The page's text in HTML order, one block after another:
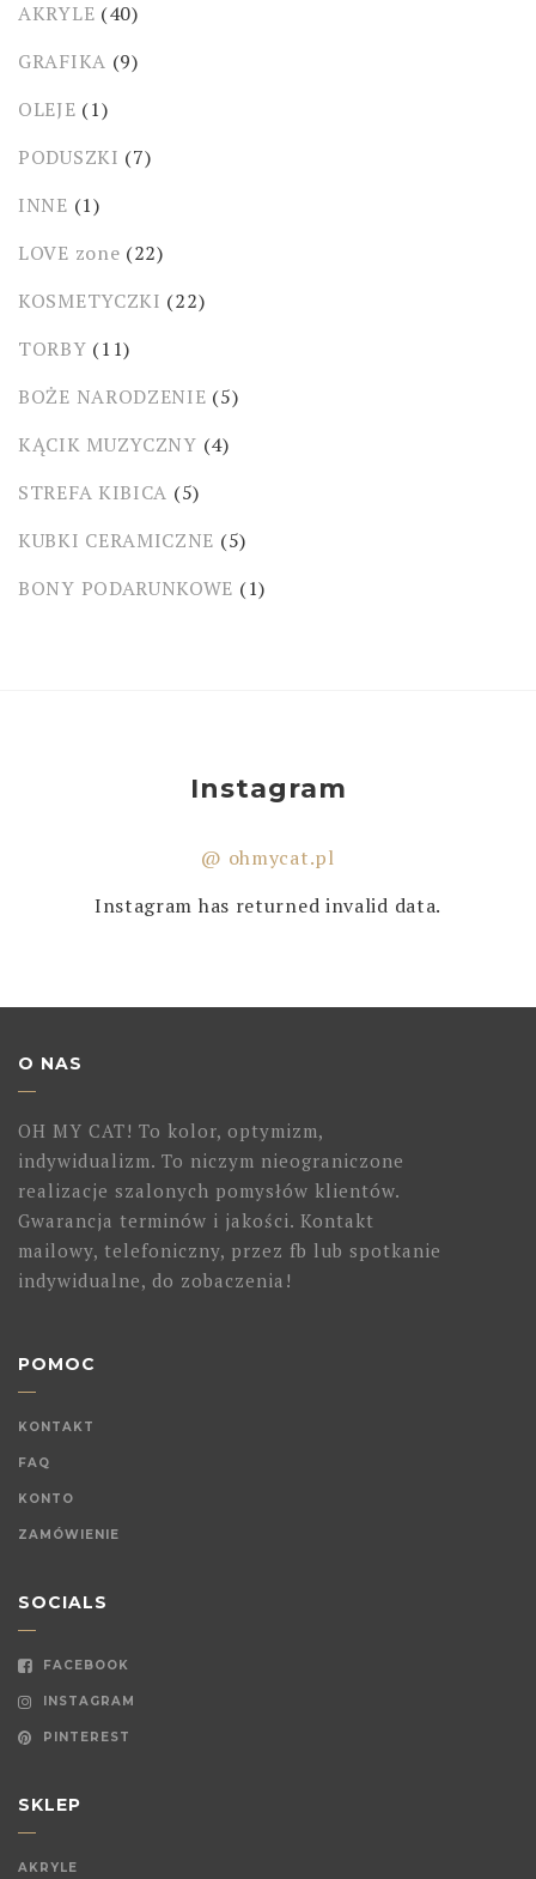
AKRYLE (40)
GRAFIKA (9)
OLEJE (1)
PODUSZKI (7)
INNE (1)
LOVE zone (22)
KOSMETYCZKI (22)
TORBY (11)
BOŻE NARODZENIE (5)
KĄCIK MUZYCZNY (4)
STREFA KIBICA (5)
KUBKI CERAMICZNE (5)
BONY PODARUNKOWE (1)
Instagram
@ ohmycat.pl
Instagram has returned invalid data.
O NAS
OH MY CAT! To kolor, optymizm,
indywidualizm. To niczym nieograniczone
realizacje szalonych pomysłów klientów.
Gwarancja terminów i jakości. Kontakt
mailowy, telefoniczny, przez fb lub spotkanie
indywidualne, do zobaczenia!
POMOC
KONTAKT
FAQ
KONTO
ZAMÓWIENIE
SOCIALS
FACEBOOK
INSTAGRAM
PINTEREST
SKLEP
AKRYLE